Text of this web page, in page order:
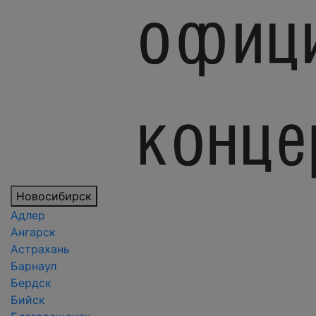
Новосибирск
Адлер
Ангарск
Астрахань
Барнаул
Бердск
Бийск